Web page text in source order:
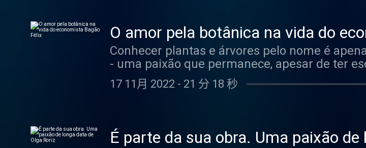
O amor pela botânica na vida do
Conhecer plantas e árvores pelo nome é
- uma paixão que permanece, apesar de ter
O antigo ministro e gestor Bagão Félix fala da
todos os dias o entusiasma a descobrir e a
17 11月 2022 - 21 分 18 秒
É parte da sua obra. Uma paixão